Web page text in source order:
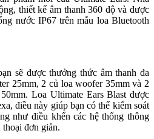
thiết kế âm thanh 360 độ và được
nước IP67 trên mẫu loa Bluetooth
sẽ được thưởng thức âm thanh đa
25mm, 2 củ loa woofer 35mm và 2
Loa Ultimate Ears Blast được
điều này giúp bạn có thể kiểm soát
như điều khển các hệ thống thông
thoại đơn giản.